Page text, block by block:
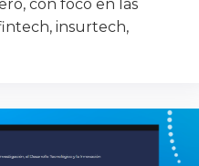
con foco en las
insurtech,